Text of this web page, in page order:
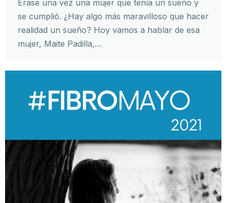
Érase una vez una mujer que tenía un sueño y
se cumplió. ¿Hay algo más maravilloso que hacer
realidad un sueño? Hoy vamos a hablar de esa
mujer, Maite Padilla,…